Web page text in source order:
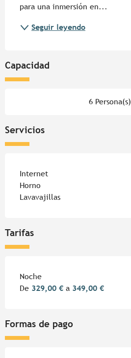
para una inmersión en...
Seguir leyendo
Capacidad
6 Persona(s)
Servicios
Internet
Horno
Lavavajillas
Tarifas
Tarifas 2026
Noche
De 329,00 € a 349,00 €
Formas de pago